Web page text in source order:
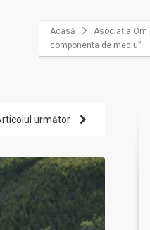
Acasă
Asociația Om
componenta de mediu”
următor